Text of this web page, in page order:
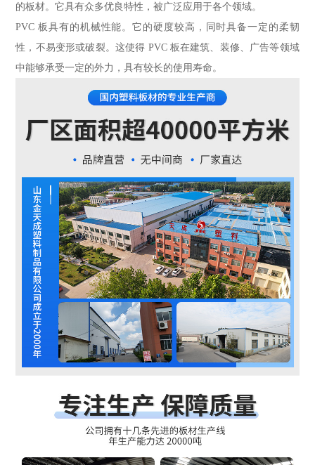
的板材。它具有众多优良特性，被广泛应用于各个领域。
PVC 板具有的机械性能。它的硬度较高，同时具备一定的柔韧
性，不易变形或破裂。这使得 PVC 板在建筑、装修、广告等领域
中能够承受一定的外力，具有较长的使用寿命。